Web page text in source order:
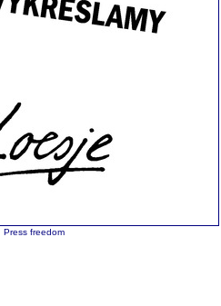
Press freedom